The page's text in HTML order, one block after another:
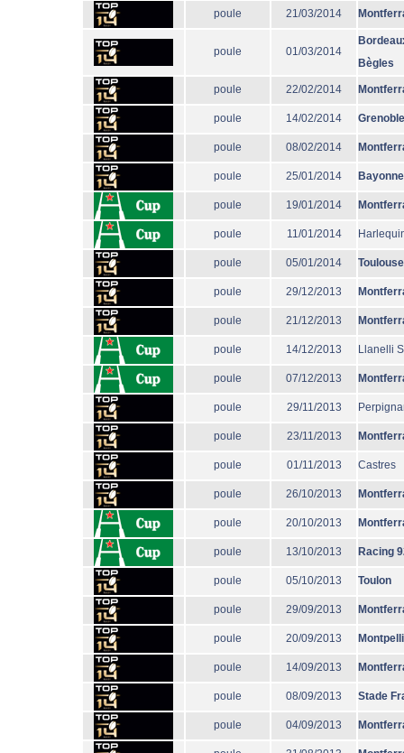
poule 21/03/2014
poule 01/03/2014
Bègles
poule 22/02/2014
poule 14/02/2014 Grenoble
poule 08/02/2014
poule 25/01/2014 Bayonne
poule 19/01/2014
poule 11/01/2014
poule 05/01/2014 Toulouse
poule 29/12/2013
poule 21/12/2013
poule 14/12/2013 Llanelli
poule 07/12/2013
poule 29/11/2013
poule 23/11/2013
poule 01/11/2013 Castres
poule 26/10/2013
poule 20/10/2013
poule 13/10/2013 Racing
poule 05/10/2013 Toulon
poule 29/09/2013
poule 20/09/2013
poule 14/09/2013
poule 08/09/2013 Stade
poule 04/09/2013